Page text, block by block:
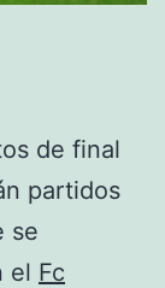
de final
partidos
se
el Fc